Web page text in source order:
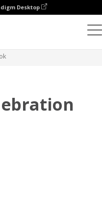
Desktop